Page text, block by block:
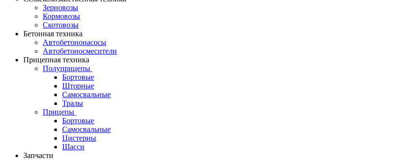
Зерновозы
Кормовозы
Скотовозы
Бетонная техника
Автобетононасосы
Автобетоносмесители
Прицепная техника
Полуприцепы
Бортовые
Шторные
Самосвальные
Тралы
Прицепы
Бортовые
Самосвальные
Цистерны
Шасси
Запчасти